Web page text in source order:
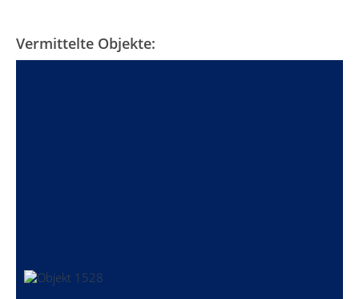
Vermittelte Objekte: